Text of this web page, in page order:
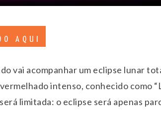
AQUI
vai acompanhar um eclipse lunar
intenso, conhecido como
limitada: o eclipse será apenas